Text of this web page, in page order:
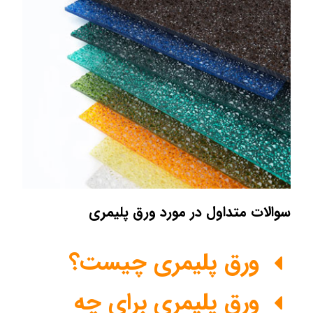
سوالات متداول در مورد ورق پلیمری
ورق پلیمری چیست؟
ورق پلیمری برای چه